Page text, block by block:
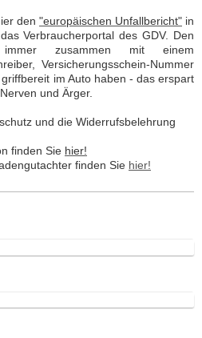
den "europäischen Unfallbericht" in
Verbraucherportal des GDV. Den
zusammen mit einem
Versicherungsschein-Nummer
im Auto haben - das erspart
und Ärger.
und die Widerrufsbelehrung
finden Sie hier!
finden Sie hier!